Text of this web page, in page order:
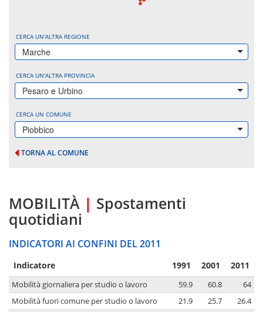
CERCA UN'ALTRA REGIONE
Marche
CERCA UN'ALTRA PROVINCIA
Pesaro e Urbino
CERCA UN COMUNE
Piobbico
TORNA AL COMUNE
MOBILITÀ | Spostamenti
quotidiani
INDICATORI AI CONFINI DEL 2011
Indicatore 1991 2001 2011
Mobilità giornaliera per studio o lavoro 59.9 60.8
64
Mobilità fuori comune per studio o lavoro
21.9 25.7
26.4